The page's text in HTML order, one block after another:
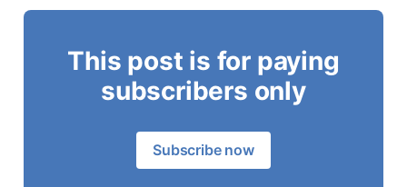
This post is for paying
subscribers only
Subscribe now